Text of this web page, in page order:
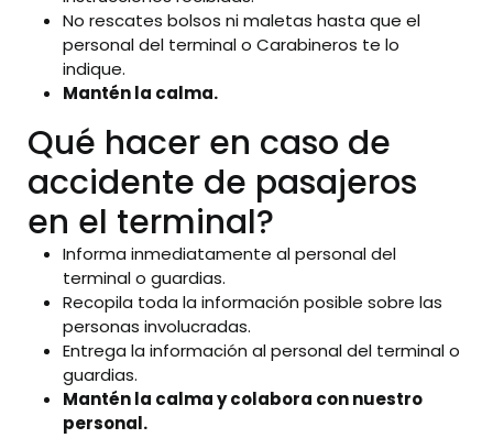
No rescates bolsos ni maletas hasta que el
personal del terminal o Carabineros te lo
indique.
Mantén la calma.
Qué hacer en caso de
accidente de pasajeros
en el terminal?
Informa inmediatamente al personal del
terminal o guardias.
Recopila toda la información posible sobre las
personas involucradas.
Entrega la información al personal del terminal o
guardias.
Mantén la calma y colabora con nuestro
personal.